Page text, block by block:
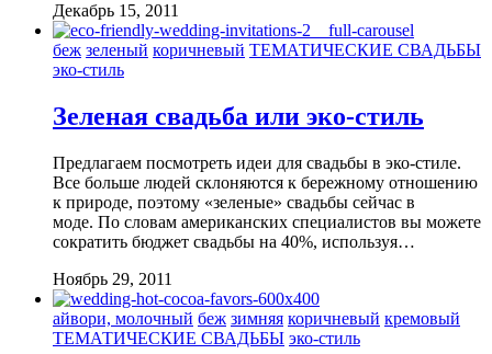
Декабрь 15, 2011
беж зеленый коричневый ТЕМАТИЧЕСКИЕ СВАДЬБЫ
эко-стиль
Зеленая свадьба или эко-стиль
Предлагаем посмотреть идеи для свадьбы в эко-стиле.
Все больше людей склоняются к бережному отношению
к природе, поэтому «зеленые» свадьбы сейчас в
моде. По словам американских специалистов вы можете
сократить бюджет свадьбы на 40%, используя…
Ноябрь 29, 2011
айвори, молочный беж зимняя коричневый кремовый
ТЕМАТИЧЕСКИЕ СВАДЬБЫ эко-стиль